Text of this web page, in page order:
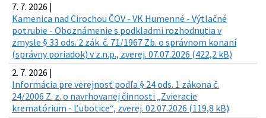
7. 7. 2026 |
Kamenica nad Cirochou ČOV - VK Humenné - Výtlačné
potrubie - Oboznámenie s podkladmi rozhodnutia v
zmysle § 33 ods. 2 zák. č. 71/1967 Zb. o správnom konaní
(správny poriadok) v z.n.p., zverej. 07.07.2026 (422,2 kB)
2. 7. 2026 |
Informácia pre verejnosť podľa § 24 ods. 1 zákona č.
24/2006 Z. z. o navrhovanej činnosti „Zvieracie
krematórium - Ľubotice“, zverej. 02.07.2026 (119,8 kB)